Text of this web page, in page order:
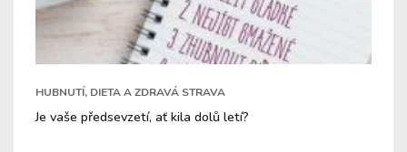
HUBNUTÍ, DIETA A ZDRAVÁ STRAVA
Je vaše předsevzetí, ať kila dolů letí?